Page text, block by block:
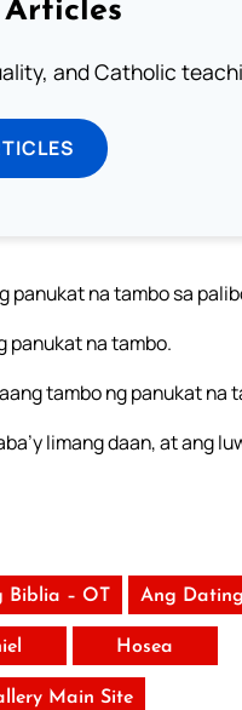
and Catholic
panukat na tambo sa
panukat na tambo.
tambo ng panukat na
limang daan, at ang
Biblia – OT Ang
Hosea
Main Site